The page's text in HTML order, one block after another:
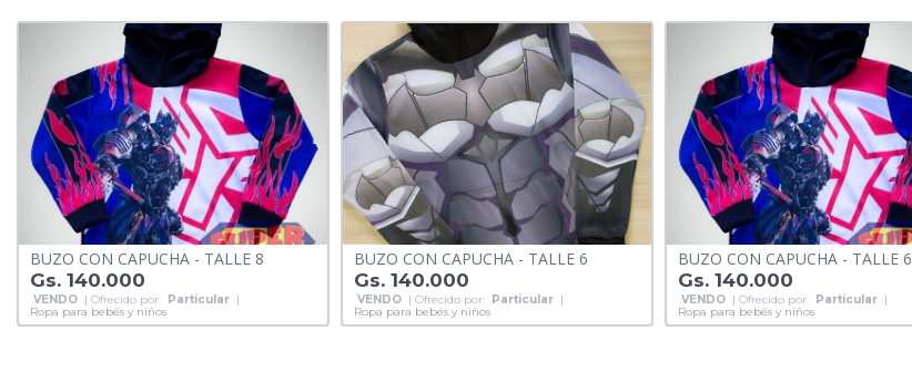
BUZO CON CAPUCHA - TALLE 8
Gs. 140.000
VENDO | Ofrecido por: Particular |
Ropa para bebés y niños
BUZO CON CAPUCHA - TALLE 6
Gs. 140.000
VENDO | Ofrecido por: Particular |
Ropa para bebés y niños
BUZO CON CAPUCHA - TALLE 6
Gs. 140.000
VENDO | Ofrecido por: Particular |
Ropa para bebés y niños